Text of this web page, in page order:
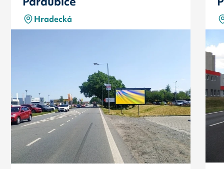
Hradecká